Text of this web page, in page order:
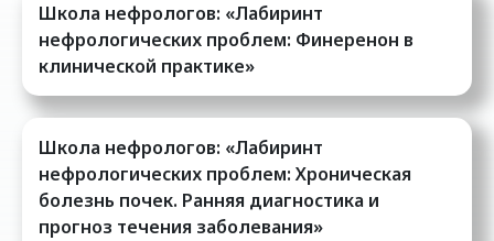
Школа нефрологов: «Лабиринт
нефрологических проблем: Финеренон в
клинической практике»
Школа нефрологов: «Лабиринт
нефрологических проблем: Хроническая
болезнь почек. Ранняя диагностика и
прогноз течения заболевания»